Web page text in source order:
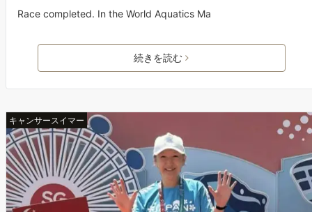
Race completed. In the World Aquatics Ma
続きを読む
キャンサースイマー